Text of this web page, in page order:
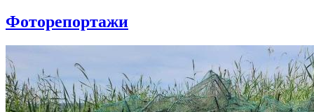
Фоторепортажи